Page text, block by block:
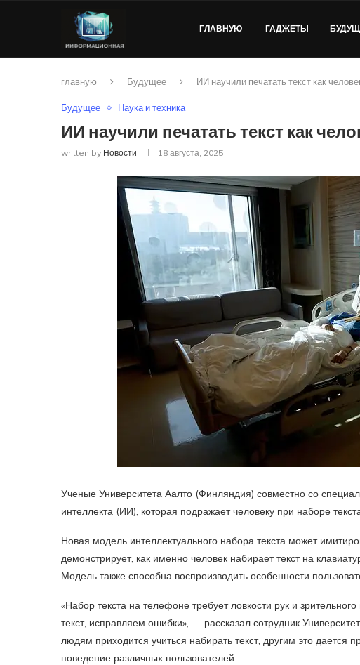
ГЛАВНУЮ ГАДЖЕТЫ
главную Будущее ИИ научили печатать текст как
Будущее Наука и техника
ИИ научили печатать текст как
written by Новости 18 августа, 2025
Ученые Университета Аалто (Финляндия) совместно со
интеллекта (ИИ), которая подражает человеку при наборе
Новая модель интеллектуального набора текста может
демонстрирует, как именно человек набирает текст на
Модель также способна воспроизводить особенности
«Набор текста на телефоне требует ловкости рук и
текст, исправляем ошибки», — рассказал сотрудник
людям приходится учиться набирать текст, другим это
поведение различных пользователей.